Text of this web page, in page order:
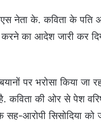
नेता के. कविता के पति
करने का आदेश जारी कर
पर भरोसा किया जा
कविता की ओर से पेश
आरोपी सिसोदिया को